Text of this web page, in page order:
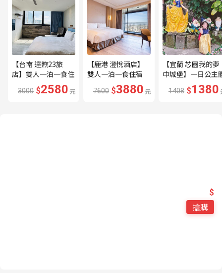
【台南 達煦23旅
店】雙人一泊一食住
宿券---🔥近海安路
商圈🔥
3000 $2580元
【鹿港 澄悅酒店】
雙人一泊一食住宿
券---🔥平日限量升
等家庭房、贈兩小🔥
7600 $3880元
【宜蘭 芯園我的夢
中城堡】一日公主
驗券---🔥含歐式下
午茶及換裝🔥
1408 $1380
$
搶購